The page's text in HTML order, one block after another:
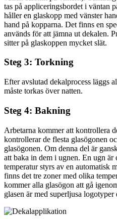
tas på appliceringsbordet i väntan
håller en glaskopp med vänster
hand på kopparna. Det finns en
används för att jämna ut dekalen.
sitter på glaskoppen mycket slät.
Steg 3: Torkning
Efter avslutad dekalprocess läggs
måste torkas över natten.
Steg 4: Bakning
Arbetarna kommer att kontrollera
kontrollerar de flesta glasögonen
glasögonen. Om denna del är
att baka in dem i ugnen. En ugn är
temperatur styrs av en automatisk
finns det tre zoner med olika
kommer alla glasögon att gå
glasen är med superljusa